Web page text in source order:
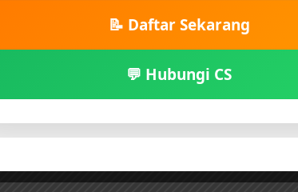
📝 Daftar Sekarang
💬 Hubungi CS